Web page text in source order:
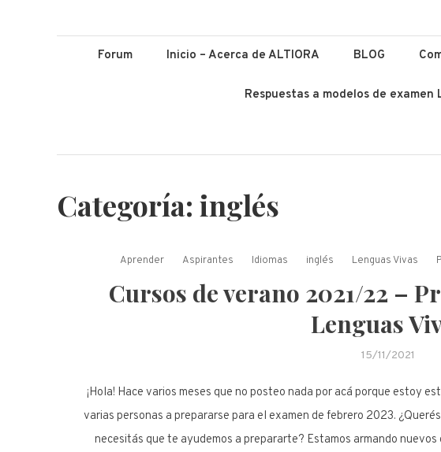
ALTIORA –
Forum Inicio – Acerca de ALTIORA BLOG
Respuestas a modelos de examen
Categoría: inglés
Aprender Aspirantes Idiomas inglés Lenguas Vivas
Cursos de verano 2021/22 –
Lenguas
15/11/2021
¡Hola! Hace varios meses que no posteo nada por acá porque estoy
varias personas a prepararse para el examen de febrero 2023.
necesitás que te ayudemos a prepararte? Estamos armando